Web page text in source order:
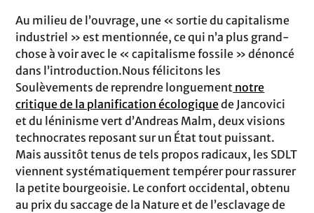
Au milieu de l’ouvrage, une « sortie du capitalisme
industriel » est mentionnée, ce qui n’a plus grand-
chose à voir avec le « capitalisme fossile » dénoncé
dans l’introduction.Nous félicitons les
Soulèvements de reprendre longuement notre
critique de la planification écologiquede Jancovici
et du léninisme vert d’Andreas Malm, deux visions
technocrates reposant sur un État tout puissant.
Mais aussitôt tenus de tels propos radicaux, les SDLT
viennent systématiquement tempérer pour rassurer
la petite bourgeoisie. Le confort occidental, obtenu
au prix du saccage de la Nature et de l’esclavage de